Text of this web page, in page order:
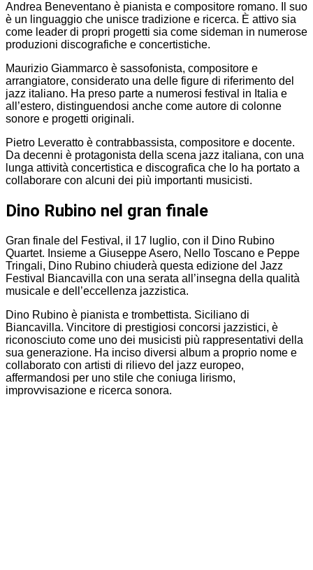
Andrea Beneventano è pianista e compositore romano. Il suo
è un linguaggio che unisce tradizione e ricerca. È attivo sia
come leader di propri progetti sia come sideman in numerose
produzioni discografiche e concertistiche.
Maurizio Giammarco è sassofonista, compositore e
arrangiatore, considerato una delle figure di riferimento del
jazz italiano. Ha preso parte a numerosi festival in Italia e
all’estero, distinguendosi anche come autore di colonne
sonore e progetti originali.
Pietro Leveratto è contrabbassista, compositore e docente.
Da decenni è protagonista della scena jazz italiana, con una
lunga attività concertistica e discografica che lo ha portato a
collaborare con alcuni dei più importanti musicisti.
Dino Rubino nel gran finale
Gran finale del Festival, il 17 luglio, con il Dino Rubino
Quartet. Insieme a Giuseppe Asero, Nello Toscano e Peppe
Tringali, Dino Rubino chiuderà questa edizione del Jazz
Festival Biancavilla con una serata all’insegna della qualità
musicale e dell’eccellenza jazzistica.
Dino Rubino è pianista e trombettista. Siciliano di
Biancavilla. Vincitore di prestigiosi concorsi jazzistici, è
riconosciuto come uno dei musicisti più rappresentativi della
sua generazione. Ha inciso diversi album a proprio nome e
collaborato con artisti di rilievo del jazz europeo,
affermandosi per uno stile che coniuga lirismo,
improvvisazione e ricerca sonora.